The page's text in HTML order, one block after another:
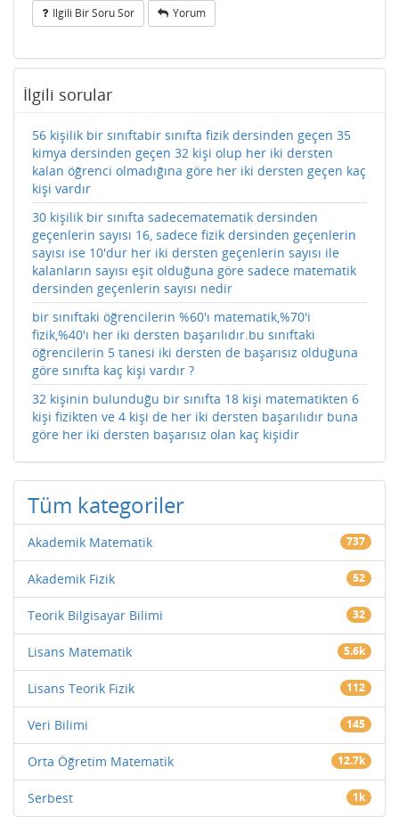
Ilgili Bir Soru Sor Yorum
İlgili sorular
56 kişilik bir sınıftabir sınıfta fizik dersinden geçen 35
kimya dersinden geçen 32 kişi olup her iki dersten
kalan öğrenci olmadığına göre her iki dersten geçen kaç
kişi vardır
30 kişilik bir sınıfta sadecematematik dersinden
geçenlerin sayısı 16, sadece fizik dersinden geçenlerin
sayısı ise 10'dur her iki dersten geçenlerin sayısı ile
kalanların sayısı eşit olduğuna göre sadece matematik
dersinden geçenlerin sayısı nedir
bir sınıftaki öğrencilerin %60'ı matematik,%70'i
fizik,%40'ı her iki dersten başarılıdır.bu sınıftaki
öğrencilerin 5 tanesi iki dersten de başarısız olduğuna
göre sınıfta kaç kişi vardır ?
32 kişinin bulunduğu bir sınıfta 18 kişi matematikten 6
kişi fizikten ve 4 kişi de her iki dersten başarılıdır buna
göre her iki dersten başarısız olan kaç kişidir
Tüm kategoriler
Akademik Matematik 737
Akademik Fizik 52
Teorik Bilgisayar Bilimi 32
Lisans Matematik 5.6k
Lisans Teorik Fizik 112
Veri Bilimi 145
Orta Öğretim Matematik 12.7k
Serbest 1k